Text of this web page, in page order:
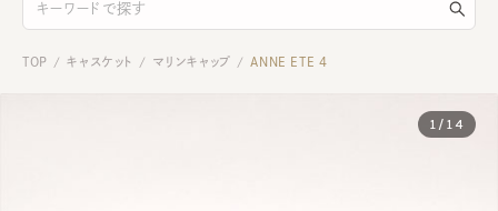
TOP / キャスケット / マリンキャップ / ANNE ETE 4
1 / 14